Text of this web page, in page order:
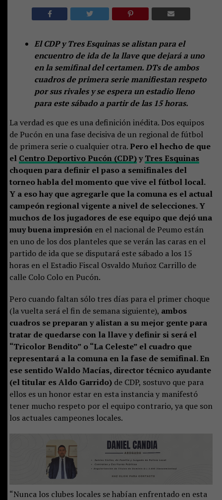
El CDP y Tres Esquinas se alistan para el
encuentro de ida de la llave que dejará a uno
en la semifinal del certamen. DTs de ambos
cuadros de primera serie manifiestan respeto
por sus rivales y se espera un estadio lleno
para este sábado a partir de las 15 horas.
La verdad es que es una definición inédita. Dos equipos
de Pucón en una fase decisiva de un regional de fútbol
de primera serie o cualquier otra. Pero el hecho de que
el Centro Deportivo Pucón (CDP)yTres Esquinas
choquen para definir el paso a semifinales del
torneo habla del momento que vive el fútbol local.
Y a eso hay que agregarle que la comuna es el actual
campeón regional vigente a nivel de selecciones. Y
muchos de los jugadores de ese equipo que dejó una
muy buena impresiónen el nacional de Peumo están
en uno de los dos planteles que se verán las caras en el
partido de ida que se disputará este sábado a los 15
horas en el Estadio Fiscal Osvaldo Muñoz Carrillo de
calle Colo Colo en Pucón.
Pero cuando faltan sólo tres días para el primer choque
(la vuelta será el fin de semana siguiente), ambos
cuadros se preparan y alistan a su mejor gente para
tratar de quedarse con la llave y definir si será el
“Tricolor Bendito” o “La Celeste” el cuadro que
representará a la comuna en la fase de semifinal. En
ese sentido Waldo Macías, director técnico ayudante
(el titular es Aldo Garrido) de CDP, sostuvo que para
ellos es un honor estar en esta instancia y manifestó
tener mucho respeto por el equipo contrario, ya que son
los actuales campeones locales.
“Nunca los clubes locales se habían enfrentado en esta